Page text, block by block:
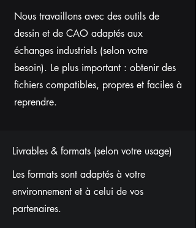
Nous travaillons avec des outils de
dessin et de CAO adaptés aux
échanges industriels (selon votre
besoin). Le plus important : obtenir des
fichiers compatibles, propres et faciles à
reprendre.
Livrables & formats (selon votre usage)
Les formats sont adaptés à votre
environnement et à celui de vos
partenaires.